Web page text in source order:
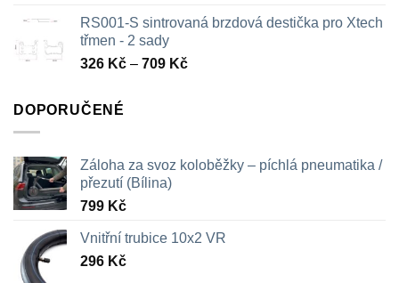
RS001-S sintrovaná brzdová destička pro Xtech
třmen - 2 sady
326 Kč – 709 KčRozpětí
DOPORUČENÉ
Záloha za svoz koloběžky – píchlá pneumatika /
přezutí (Bílina)
799 Kč
Vnitřní trubice 10x2 VR
296 Kč